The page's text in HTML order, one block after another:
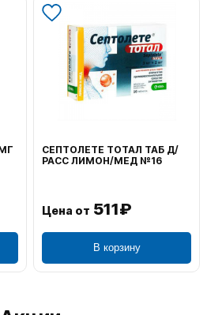
СЕПТОЛЕТЕ ТОТАЛ ТАБ Д/
РАСС ЛИМОН/МЕД №16
Цена от 511₽
В корзину